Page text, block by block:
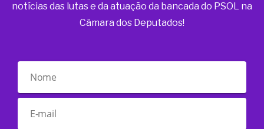
notícias das lutas e da atuação da bancada do PSOL na
Câmara dos Deputados!